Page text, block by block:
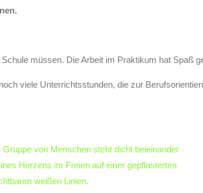
müssen. Die Arbeit im Praktikum hat Spaß
viele Unterrichtsstunden, die zur